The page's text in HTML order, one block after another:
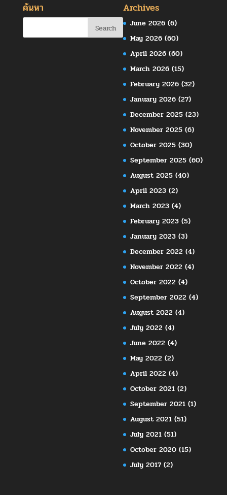
ค้นหา Archives
June 2026 (6)
May 2026 (60)
April 2026 (60)
March 2026 (15)
February 2026 (32)
January 2026 (27)
December 2025 (23)
November 2025 (6)
October 2025 (30)
September 2025 (60)
August 2025 (40)
April 2023 (2)
March 2023 (4)
February 2023 (5)
January 2023 (3)
December 2022 (4)
November 2022 (4)
October 2022 (4)
September 2022 (4)
August 2022 (4)
July 2022 (4)
June 2022 (4)
May 2022 (2)
April 2022 (4)
October 2021 (2)
September 2021 (1)
August 2021 (51)
July 2021 (51)
October 2020 (15)
July 2017 (2)